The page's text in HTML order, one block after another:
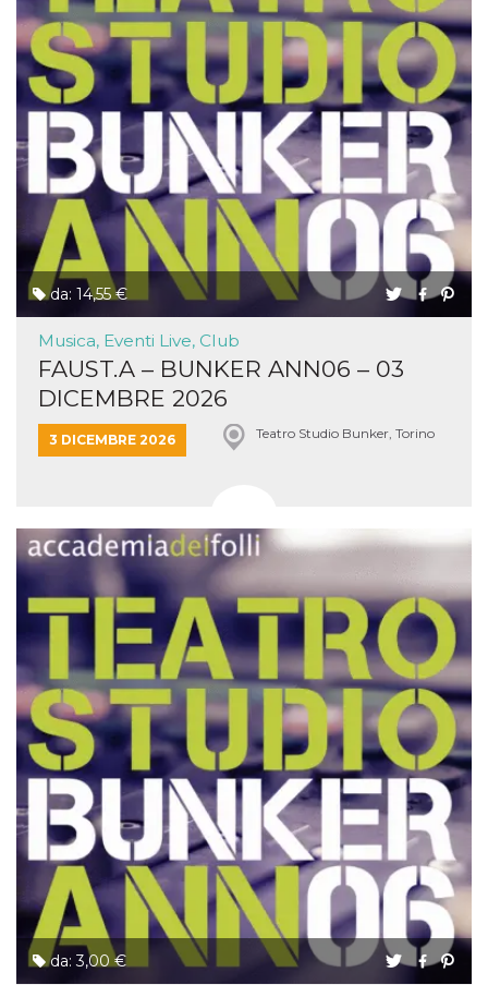
da: 14,55 €
Musica, Eventi Live, Club
FAUST.A – BUNKER ANN06 – 03
DICEMBRE 2026
3 DICEMBRE 2026 Teatro Studio Bunker, Torino
da: 3,00 €